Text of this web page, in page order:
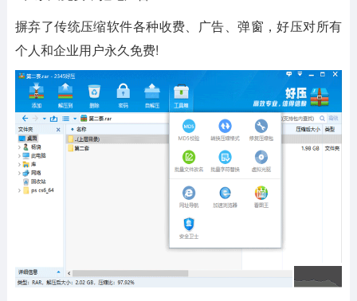
摒弃了传统压缩软件各种收费、广告、弹窗，好压对所有
个人和企业用户永久免费!